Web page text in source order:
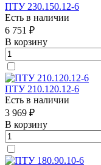
ПТУ 230.150.12-6
Есть в наличии
6 751 ₽
В корзину
ПТУ 210.120.12-6
Есть в наличии
3 969 ₽
В корзину